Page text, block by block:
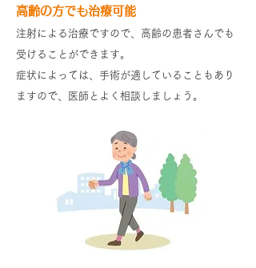
高齢の方でも治療可能
注射による治療ですので、高齢の患者さんでも
受けることができます。
症状によっては、手術が適していることもあり
ますので、医師とよく相談しましょう。